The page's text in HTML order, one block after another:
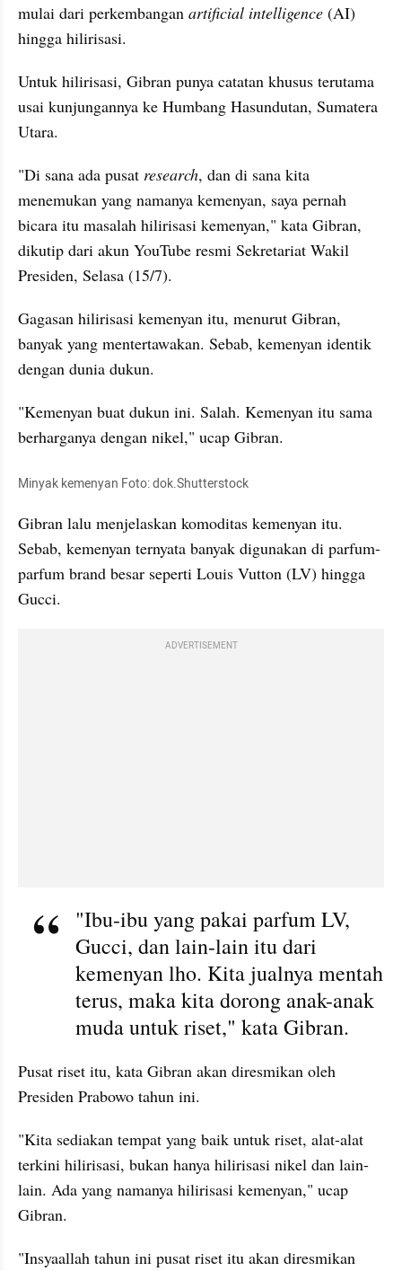
mulai dari perkembangan artificial intelligence (AI)
hingga hilirisasi.
Untuk hilirisasi, Gibran punya catatan khusus terutama
usai kunjungannya ke Humbang Hasundutan, Sumatera
Utara.
"Di sana ada pusat research, dan di sana kita
menemukan yang namanya kemenyan, saya pernah
bicara itu masalah hilirisasi kemenyan," kata Gibran,
dikutip dari akun YouTube resmi Sekretariat Wakil
Presiden, Selasa (15/7).
Gagasan hilirisasi kemenyan itu, menurut Gibran,
banyak yang mentertawakan. Sebab, kemenyan identik
dengan dunia dukun.
"Kemenyan buat dukun ini. Salah. Kemenyan itu sama
berharganya dengan nikel," ucap Gibran.
Minyak kemenyan Foto: dok.Shutterstock
Gibran lalu menjelaskan komoditas kemenyan itu.
Sebab, kemenyan ternyata banyak digunakan di parfum-
parfum brand besar seperti Louis Vutton (LV) hingga
Gucci.
ADVERTISEMENT
"Ibu-ibu yang pakai parfum LV,
Gucci, dan lain-lain itu dari
kemenyan lho. Kita jualnya mentah
terus, maka kita dorong anak-anak
muda untuk riset," kata Gibran.
Pusat riset itu, kata Gibran akan diresmikan oleh
Presiden Prabowo tahun ini.
"Kita sediakan tempat yang baik untuk riset, alat-alat
terkini hilirisasi, bukan hanya hilirisasi nikel dan lain-
lain. Ada yang namanya hilirisasi kemenyan," ucap
Gibran.
"Insyaallah tahun ini pusat riset itu akan diresmikan